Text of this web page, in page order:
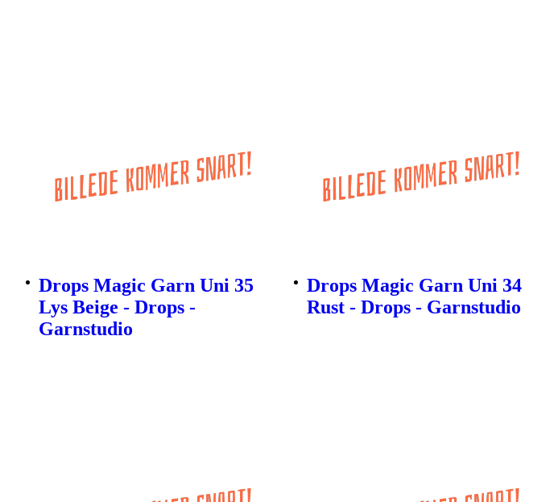
Drops Magic Garn Uni 35
Lys Beige - Drops -
Garnstudio
Drops Magic Garn Uni 34
Rust - Drops - Garnstudio